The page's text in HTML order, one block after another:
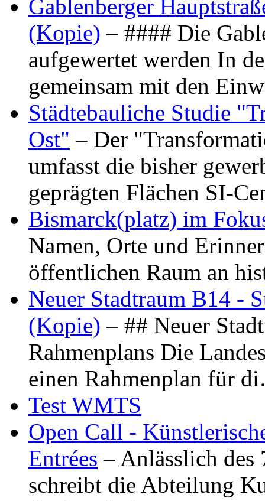
Gablenberger
(Kopie) – #### Die
aufgewertet werden In
gemeinsam mit den
Städtebauliche Studie
Ost" – Der
umfasst die bisher
geprägten Flächen SI-
Bismarck(platz) im
Namen, Orte und
öffentlichen Raum an
Neuer Stadtraum B14 -
(Kopie) – ## Neuer
Rahmenplans Die
einen Rahmenplan für
Test WMTS
Open Call -
Entrées – Anlässlich
schreibt die Abteilung